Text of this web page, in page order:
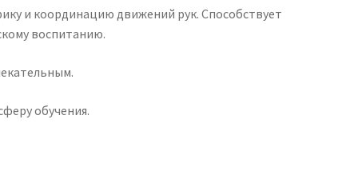
и координацию движений рук. Способствует
воспитанию.
обучения.